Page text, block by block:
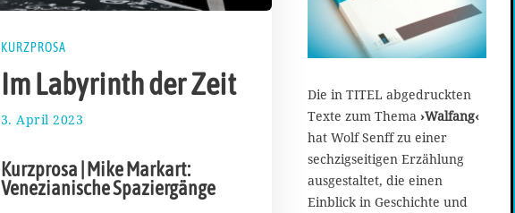
KURZPROSA
Im Labyrinth der Zeit
3. April 2023
A
p
Kurzprosa | Mike Markart:
Venezianische Spaziergänge
Die in TITEL abgedruckten
Texte zum Thema ›Walfang‹
hat Wolf Senff zu einer
sechzigseitigen Erzählung
ausgestaltet, die einen
Einblick in Geschichte und